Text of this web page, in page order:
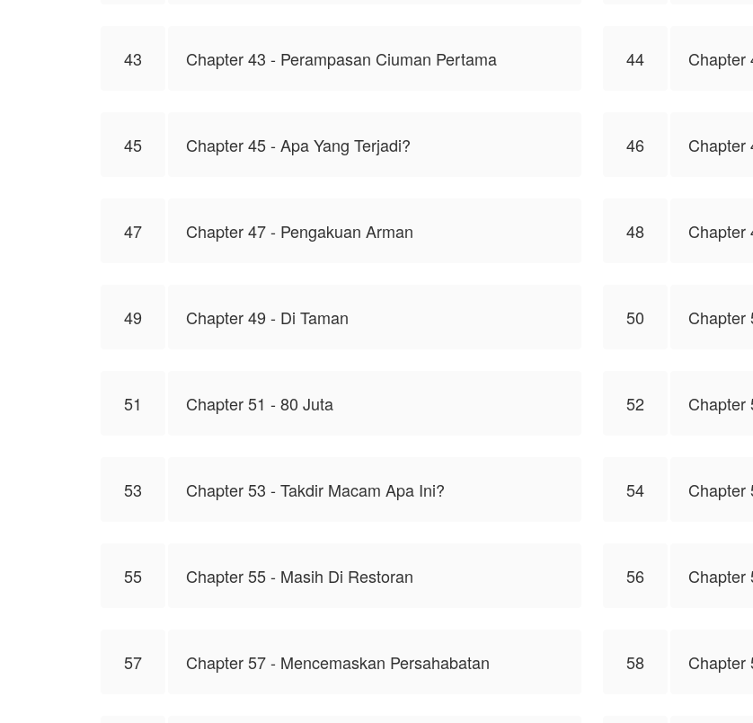
43 Chapter 43 - Perampasan Ciuman Pertama 44 Chapter
45 Chapter 45 - Apa Yang Terjadi? 46 Chapter
47 Chapter 47 - Pengakuan Arman 48 Chapter
49 Chapter 49 - Di Taman 50 Chapter
51 Chapter 51 - 80 Juta 52 Chapter
53 Chapter 53 - Takdir Macam Apa Ini? 54 Chapter
55 Chapter 55 - Masih Di Restoran 56 Chapter
57 Chapter 57 - Mencemaskan Persahabatan 58 Chapter